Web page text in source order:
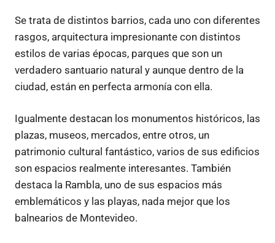
Se trata de distintos barrios, cada uno con diferentes
rasgos, arquitectura impresionante con distintos
estilos de varias épocas, parques que son un
verdadero santuario natural y aunque dentro de la
ciudad, están en perfecta armonía con ella.
Igualmente destacan los monumentos históricos, las
plazas, museos, mercados, entre otros, un
patrimonio cultural fantástico, varios de sus edificios
son espacios realmente interesantes. También
destaca la Rambla, uno de sus espacios más
emblemáticos y las playas, nada mejor que los
balnearios de Montevideo.